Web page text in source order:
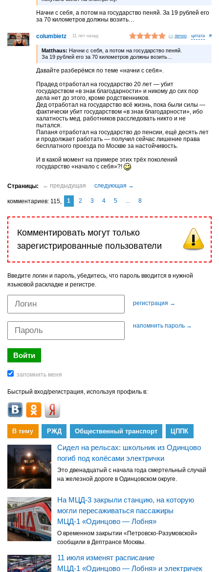
Начни с себя, а потом на государство пеняй. За 19 рублей его
за 70 километров должны возить…
columbietz 11 лет назад лично #
Matthaus: Начни с себя, а потом на государство пеняй.
За 19 рублей его за 70 километров должны возить…
Давайте разберёмся по теме «начни с себя».
Прадед отработал на государство 20 лет — убит
государством «в знак благодарности» и никому до сих пор
дела нет до этого, кроме родственников.
Дед отработал на государство всё жизнь, пока были силы —
фактически убит государством «в знак благодарности», ибо
халатность мед. работников расследовать никто и не
пытался.
Папаня отработал на государство до пенсии, ещё десять лет
и продолжает работать — получил сейчас лишение права
бесплатного проезда по Москве за настойчивость.
И в какой момент на примере этих трёх поколений
государство «начало с себя»?!
комментариев 115 1 2 3 4 5 ... 8
Комментировать могут только
зарегистрированные пользователи
Введите логин и пароль, убедитесь, что пароль вводится в нужной
языковой раскладке и регистре.
регистрация →
напомнить пароль →
Быстрый вход/регистрация, используя профиль в:
В тему РЖД Общественный транспорт ЦППК
Сидел на рельсах: школьник из Одинцово
погиб под колёсами электрички
Это двенадцатый с начала года смертельный случай
на железной дороге в Одинцовском округе.
На МЦД-3 закрыли станцию, на которую
могли пересаживаться пассажиры
МЦД-1 «Одинцово — Лобня»
О временном закрытии «Петровско-Разумовской»
сообщили в Дептрансе Москвы.
11 июля изменят расписание
МЦД-1 «Одинцово — Лобня» и электричек